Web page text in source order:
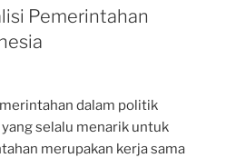
Pemerintahan
dalam politik
selalu menarik untuk
merupakan kerja sama